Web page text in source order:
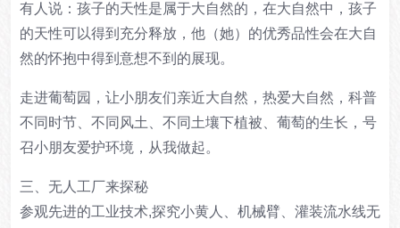
有人说：孩子的天性是属于大自然的，在大自然中，孩子
的天性可以得到充分释放，他（她）的优秀品性会在大自
然的怀抱中得到意想不到的展现。
走进葡萄园，让小朋友们亲近大自然，热爱大自然，科普
不同时节、不同风土、不同土壤下植被、葡萄的生长，号
召小朋友爱护环境，从我做起。
三、无人工厂来探秘
参观先进的工业技术,探究小黄人、机械臂、灌装流水线无